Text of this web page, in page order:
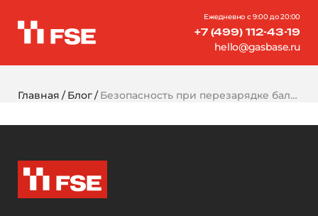
Ежедневно с 9:00 до 20:00
+7 (499) 112-43-19
hello@gasbase.ru
Главная Блог Безопасность при перезарядке баллонов газового пожаротушения: чего нельзя делать никогда